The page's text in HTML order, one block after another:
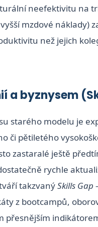
neefektivitu na
mzdové
než jejich
a byznysem
starého modelu je
či pětiletého
zastaralé ještě
rychle
takzvanýSkills Gap
z bootcampů,
přesnějším